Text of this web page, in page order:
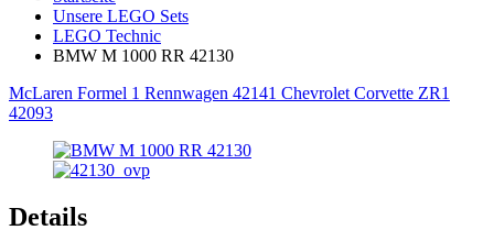
Unsere LEGO Sets
LEGO Technic
BMW M 1000 RR 42130
McLaren Formel 1 Rennwagen 42141 Chevrolet Corvette ZR1
42093
Details